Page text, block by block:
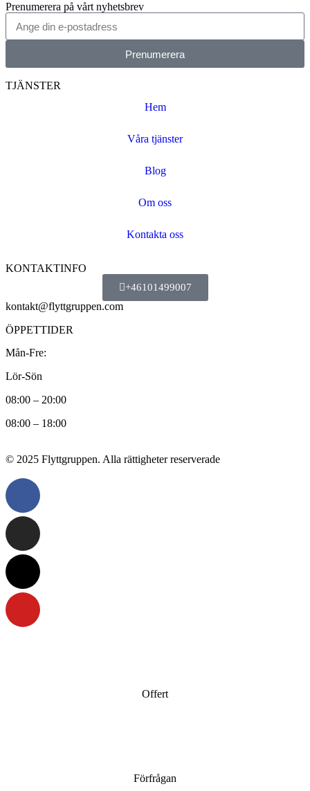
Prenumerera på vårt nyhetsbrev
Prenumerera
TJÄNSTER
Hem
Våra tjänster
Blog
Om oss
Kontakta oss
KONTAKTINFO
+46101499007
kontakt@flyttgruppen.com
ÖPPETTIDER
Mån-Fre:
Lör-Sön
08:00 – 20:00
08:00 – 18:00
© 2025 Flyttgruppen. Alla rättigheter reserverade
Offert
Förfrågan